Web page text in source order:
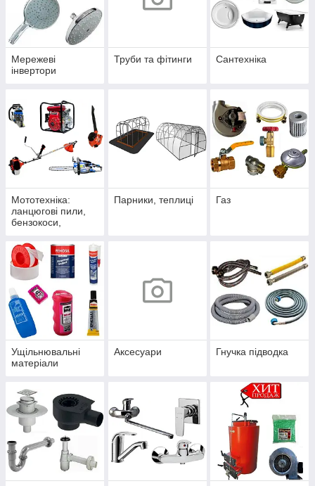
Мережеві
інвертори
Труби та фітинги Сантехніка
Мототехніка:
ланцюгові пили,
бензокоси,
повітродувки
Парники, теплиці Газ
Ущільнювальні
матеріали
Аксесуари Гнучка підводка